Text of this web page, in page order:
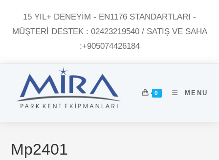
content
15 YIL+ DENEYİM - EN1176 STANDARTLARI -
MÜŞTERI DESTEK : 02423219540 / SATIŞ VE SAHA
:+905074426184
0 MENU
Mp2401